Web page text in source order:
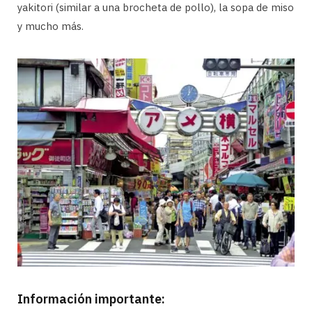
yakitori (similar a una brocheta de pollo), la sopa de miso
y mucho más.
Información importante: